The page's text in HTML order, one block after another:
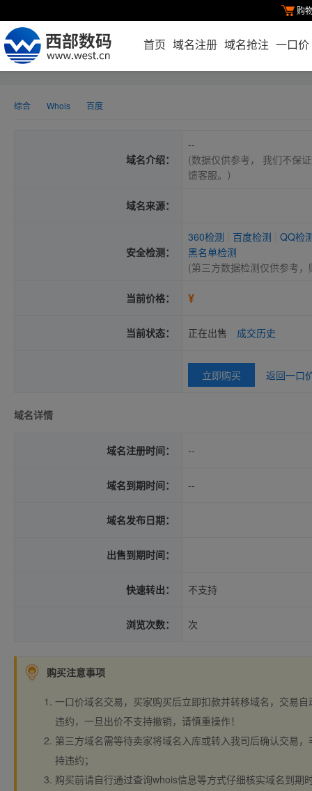
购
首页 域名注册 域名抢注 一口价
综合 Whois 百度
域名介绍：
--
(数据仅供参考， 我们不保
馈客服。）
域名来源：
安全检测：
360检测 百度检测
QQ检
黑名单检测
(第三方数据检测仅供参考
当前价格： ¥
当前状态： 正在出售 成交历史
立即购买 返回一口
域名详情
域名注册时间： --
域名到期时间： --
域名发布日期：
出售到期时间：
快速转出： 不支持
浏览次数： 次
购买注意事项
一口价域名交易，买家购买后立即扣款并转移域名，交易
违约，一旦出价不支持撤销，请慎重操作！
第三方域名需等待卖家将域名入库或转入我司后确认交易
持违约；
购买前请自行通过查询whois信息等方式仔细核实域名到期